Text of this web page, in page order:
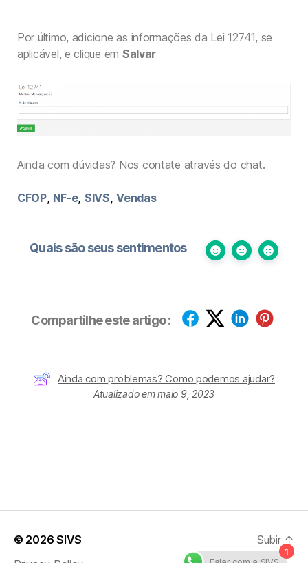
Por último, adicione as informações da Lei 12741, se
aplicável, e clique em Salvar
Ainda com dúvidas? Nos contate através do chat.
CFOP, NF-e, SIVS,Vendas
Quais são seus sentimentos
Compartilhe este artigo :
Ainda com problemas? Como podemos ajudar?
Atualizado em maio 9, 2023
© 2026SIVS
Subir ↑
1